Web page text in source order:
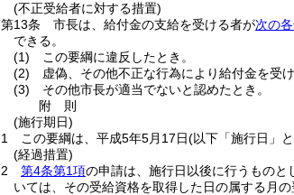
(不正受給者に対する措置)
第13条
市長は、給付金の支給を受ける者が次の
できる。
(1)
この要綱に違反したとき。
(2)
虚偽、その他不正な行為により給付金を受
(3)
その他市長が適当でないと認めたとき。
附 則
(施行期日)
1
この要綱は、平成5年5月17日(以下「施行日」
(経過措置)
2
第4条第1項の申請は、施行日以後に行うもの
いては、その受給資格を取得した日の属する月の